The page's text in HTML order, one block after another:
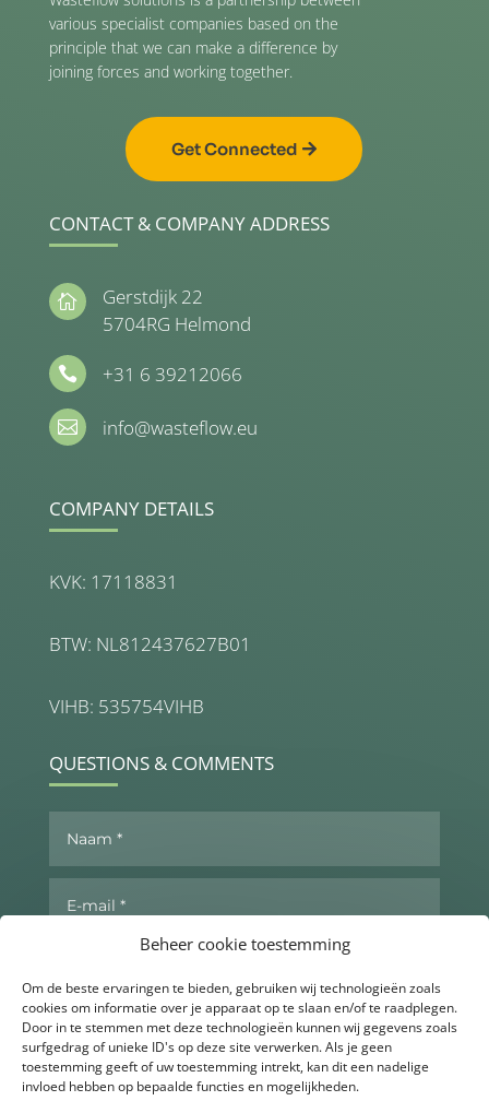
Beheer cookie toestemming
Om de beste ervaringen te bieden, gebruiken wij technologieën zoals
cookies om informatie over je apparaat op te slaan en/of te raadplegen.
Door in te stemmen met deze technologieën kunnen wij gegevens zoals
surfgedrag of unieke ID's op deze site verwerken. Als je geen
toestemming geeft of uw toestemming intrekt, kan dit een nadelige
invloed hebben op bepaalde functies en mogelijkheden.
various specialist companies based on the
principle that we can make a difference by
joining forces and working together.
Get Connected
CONTACT & COMPANY ADDRESS

Gerstdijk 22
5704RG Helmond
 +31 6 39212066
 info@wasteflow.eu
COMPANY DETAILS
KVK: 17118831
BTW: NL812437627B01
VIHB: 535754VIHB
QUESTIONS & COMMENTS